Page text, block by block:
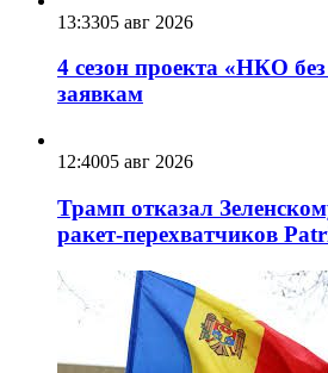
13:3305 авг 2026
4 сезон проекта «НКО
заявкам
12:4005 авг 2026
Трамп отказал
ракет-перехватчиков